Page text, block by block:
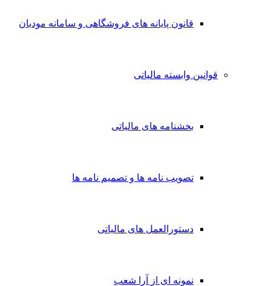
قانون پایانه های فروشگاهی و سامانه مودیان
قوانین وابسته مالیاتی
بخشنامه های مالیاتی
تصویب نامه ها و تصمیم نامه ها
دستورالعمل های مالیاتی
نمونه ای از آرا شعب